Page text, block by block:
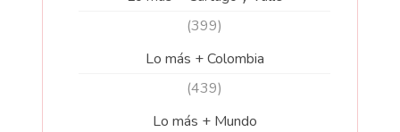
(399)
Lo más + Colombia
(439)
Lo más + Mundo